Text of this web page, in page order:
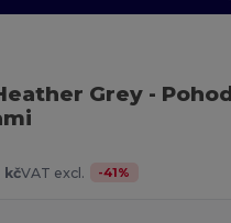
Grey-
kčVAT excl. -41%